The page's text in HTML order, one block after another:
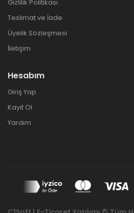
Gizlilik Politikası
Teslimat ve İade
Üyelik Sözleşmesi
İletişim
Hesabım
Giriş Yap
Kayıt Ol
Yardım